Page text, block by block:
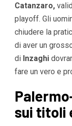
Catanzaro,
playoff. Gli
chiudere la
di aver un
di Inzaghi
fare un vero e
sui titoli